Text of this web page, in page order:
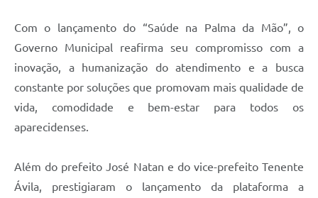
Com o lançamento do “Saúde na Palma da Mão”, o
Governo Municipal reafirma seu compromisso com a
inovação, a humanização do atendimento e a busca
constante por soluções que promovam mais qualidade de
vida, comodidade e bem-estar para todos os
aparecidenses.
Além do prefeito José Natan e do vice-prefeito Tenente
Ávila, prestigiaram o lançamento da plataforma a